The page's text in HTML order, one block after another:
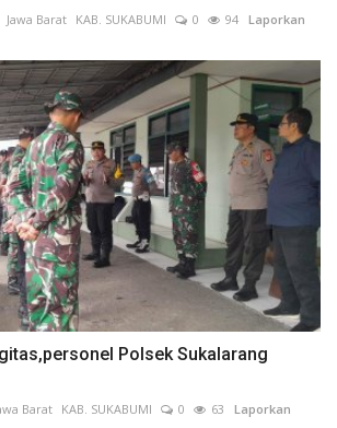
Jawa Barat KAB. SUKABUMI 0 94 Laporkan
Polsek Sukalarang
Barat KAB. SUKABUMI 0 63 Laporkan